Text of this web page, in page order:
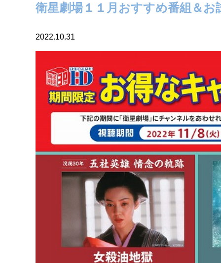
衛星劇場１１月おすすめ番組＆
2022.10.31